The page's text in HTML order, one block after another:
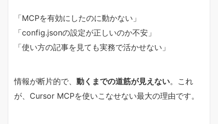
「MCPを有効にしたのに動かない」
「config.jsonの設定が正しいのか不安」
「使い方の記事を見ても実務で活かせない」
情報が断片的で、 動くまでの道筋が見えない。これ
が、Cursor MCPを使いこなせない最大の理由です。